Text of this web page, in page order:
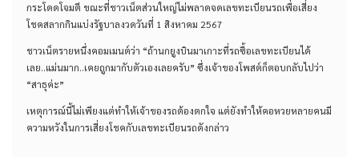
กระโดดโจมตี ขณะที่ชาวเน็ตส่วนใหญ่ไม่พลาดจดเลขทะเบียนรถเพื่อเสี่ยง
โชคสลากกินแบ่งรัฐบาลงวดวันที่ 1 สิงหาคม 2567
ชาวเน็ตรายหนึ่งคอมเมนต์ว่า “ถ้านกยูงบินมาเกาะที่รถซื้อเลขทะเบียนได้
เลย..แม่นมาก..เคยถูกมากับตัวเองเลยครับ” ซึ่งเจ้าของโพสต์ก็ตอบกลับไปว่า
“สาธุค่ะ”
เหตุการณ์นี้ไม่เพียงแต่ทำให้เจ้าของรถต้องตกใจ แต่ยังทำให้คอหวยหลายคนมี
ความหวังในการเสี่ยงโชคกับเลขทะเบียนรถดังกล่าว